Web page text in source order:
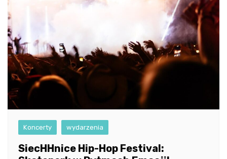
Koncerty wydarzenia
SiecHHnice Hip-Hop Festival: